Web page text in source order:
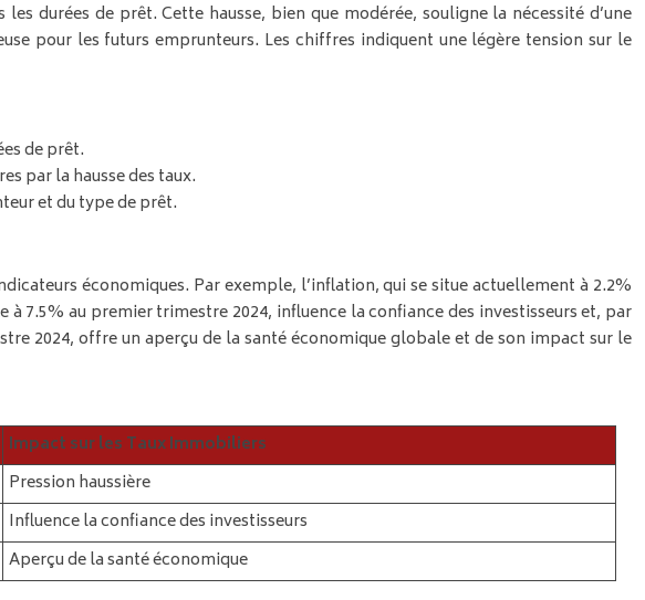
durées de prêt. Cette hausse, bien que modérée, souligne la nécessité d’une
pour les futurs emprunteurs. Les chiffres indiquent une légère tension sur le
de prêt.
par la hausse des taux.
et du type de prêt.
économiques. Par exemple, l’inflation, qui se situe actuellement à 2.2%
7.5% au premier trimestre 2024, influence la confiance des investisseurs et, par
2024, offre un aperçu de la santé économique globale et de son impact sur le
Impact sur les Taux Immobiliers
Pression haussière
Influence la confiance des investisseurs
Aperçu de la santé économique